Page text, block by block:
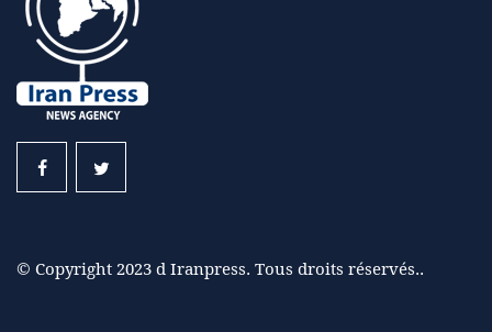
© Copyright 2023 d Iranpress. Tous droits réservés..